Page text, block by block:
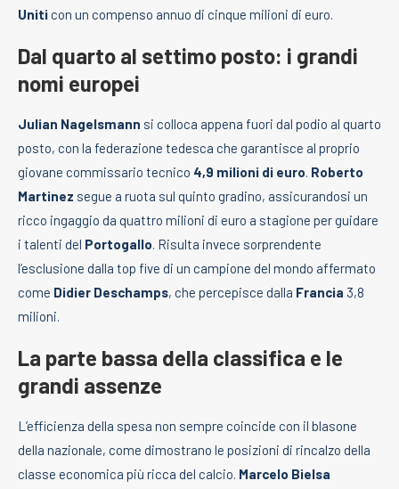
Uniticon un compenso annuo di cinque milioni di euro.
Dal quarto al settimo posto: i grandi
nomi europei
Julian Nagelsmann si colloca appena fuori dal podio al quarto
posto, con la federazione tedesca che garantisce al proprio
giovane commissario tecnico 4,9 milioni di euro. Roberto
Martinez segue a ruota sul quinto gradino, assicurandosi un
ricco ingaggio da quattro milioni di euro a stagione per guidare
i talenti del Portogallo. Risulta invece sorprendente
l’esclusione dalla top five di un campione del mondo affermato
come Didier Deschamps, che percepisce dalla Francia 3,8
milioni.
La parte bassa della classifica e le
grandi assenze
L’efficienza della spesa non sempre coincide con il blasone
della nazionale, come dimostrano le posizioni di rincalzo della
classe economica più ricca del calcio. Marcelo Bielsa